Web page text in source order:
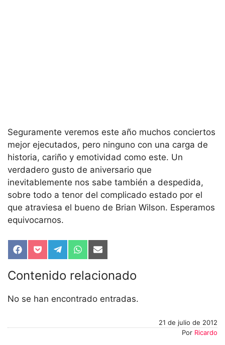
Seguramente veremos este año muchos conciertos
mejor ejecutados, pero ninguno con una carga de
historia, cariño y emotividad como este. Un
verdadero gusto de aniversario que
inevitablemente nos sabe también a despedida,
sobre todo a tenor del complicado estado por el
que atraviesa el bueno de Brian Wilson. Esperamos
equivocarnos.
Compartir
en
Facebook
Compartir
en
Pocket
Compartir
en
Telegram
Compartir
en
WhatsApp
Compartir
en
Email
Contenido relacionado
No se han encontrado entradas.
21 de julio de 2012
Por Ricardo